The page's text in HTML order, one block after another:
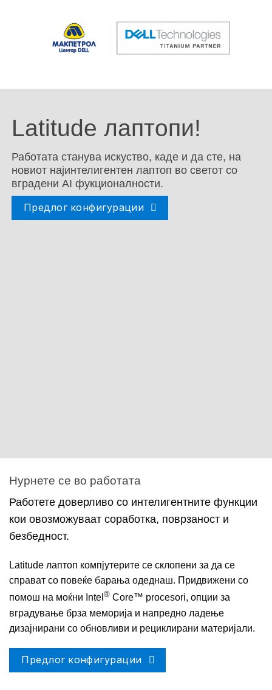
Latitude лаптопи!
Работата станува искуство, каде и да сте, на
новиот најинтелигентен лаптоп во светот со
вградени AI фукционалности.
Предлог конфигурации
Нурнете се во работата
Работете доверливо со интелигентните функции
кои овозможуваат соработка, поврзаност и
безбедност.
Latitude лаптоп компјутерите се склопени за да се
справат со повеќе барања одеднаш. Придвижени со
помош на моќни Intel ® Core™ procesori, опции за
вградување брза меморија и напреднo ладење
дизајнирани со обновливи и рециклирани материјали.
Предлог конфигурации